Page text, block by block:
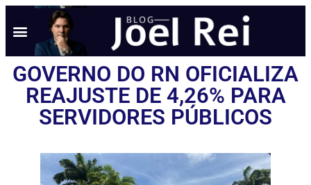
GOVERNO DO RN OFICIALIZA
REAJUSTE DE 4,26% PARA
SERVIDORES PÚBLICOS